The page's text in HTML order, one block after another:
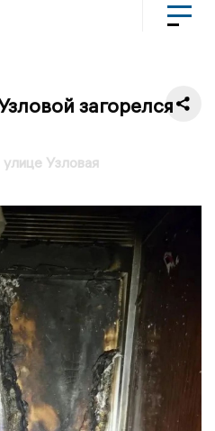
загорелся
Узловая